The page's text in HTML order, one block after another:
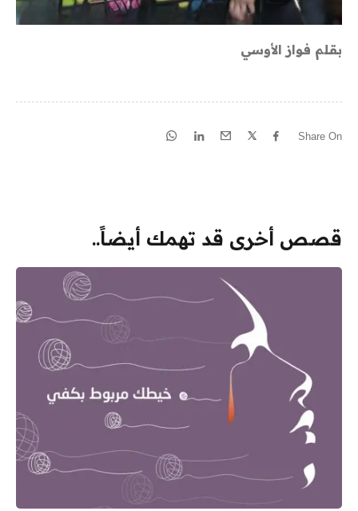
بقلم فواز الأوسي
Share On
قصص أخرى قد تهمك أيضاً..